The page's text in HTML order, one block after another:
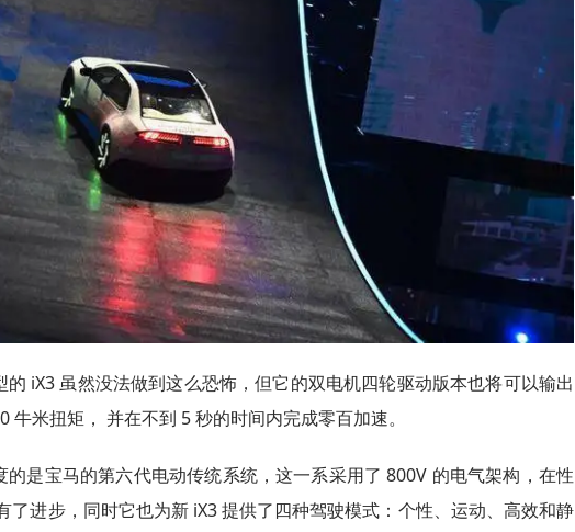
的 iX3 虽然没法做到这么恐怖，但它的双电机四轮驱动版本也将可以输出
牛米扭矩， 并在不到 5 秒的时间内完成零百加速。
的是宝马的第六代电动传统系统，这一系采用了 800V 的电气架构，在性
了进步，同时它也为新 iX3 提供了四种驾驶模式：个性、运动、高效和静